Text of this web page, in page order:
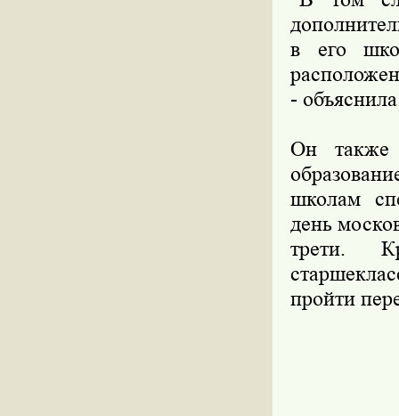
в его
-
Он также
школам
день
трети.
пройти